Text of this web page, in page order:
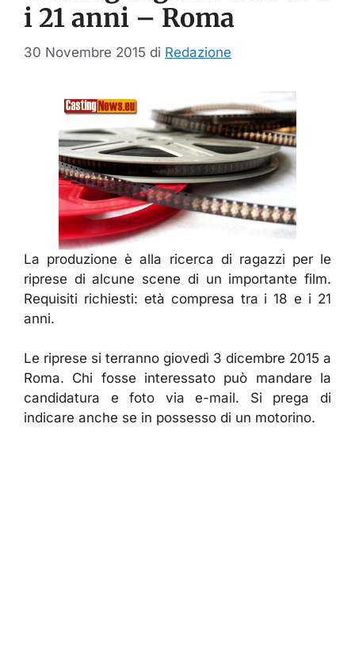
i 21 anni – Roma
30 Novembre 2015 di Redazione
La produzione è alla ricerca di ragazzi per le
riprese di alcune scene di un importante film.
Requisiti richiesti: età compresa tra i 18 e i 21
anni.
Le riprese si terranno giovedì 3 dicembre 2015 a
Roma. Chi fosse interessato può mandare la
candidatura e foto via e-mail. Si prega di
indicare anche se in possesso di un motorino.